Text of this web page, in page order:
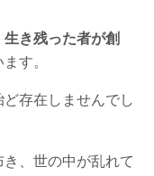
生き残った者が創
す。
存在しませんでし
、世の中が乱れて